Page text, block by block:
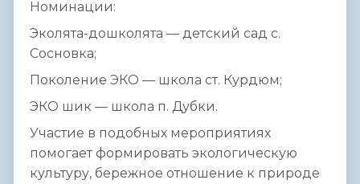
Номинации:
Эколята-дошколята — детский сад с.
Сосновка;
Поколение ЭКО — школа ст. Курдюм;
ЭКО шик — школа п. Дубки.
Участие в подобных мероприятиях
помогает формировать экологическую
культуру, бережное отношение к природе